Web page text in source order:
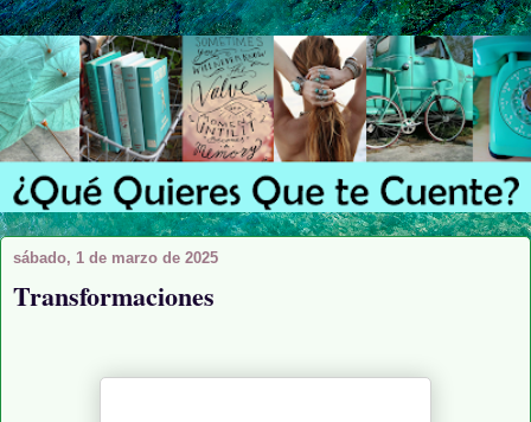
sábado, 1 de marzo de 2025
Transformaciones